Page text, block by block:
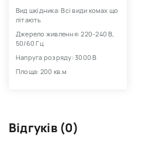
Вид шкідника: Всі види комах що
літають
Джерело живлення: 220-240 В,
50/60 Гц
Напруга розряду: 3000 В
Площа: 200 кв.м
Відгуків (0)